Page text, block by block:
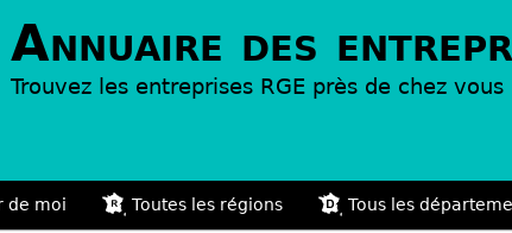
Annuaire des
Trouvez les entreprises RGE près de chez vous
de moi Toutes les régions Tous les